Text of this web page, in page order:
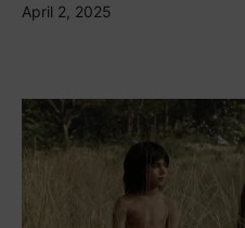
April 2, 2025